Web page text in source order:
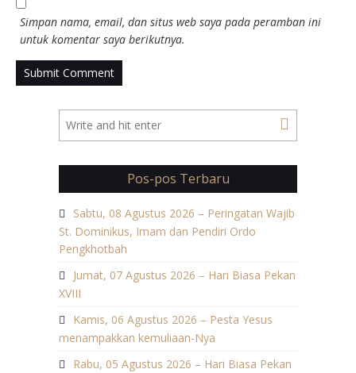
Simpan nama, email, dan situs web saya pada peramban ini
untuk komentar saya berikutnya.
Pos-pos Terbaru
Sabtu, 08 Agustus 2026 – Peringatan Wajib
St. Dominikus, Imam dan Pendiri Ordo
Pengkhotbah
Jumat, 07 Agustus 2026 – Hari Biasa Pekan
XVIII
Kamis, 06 Agustus 2026 – Pesta Yesus
menampakkan kemuliaan-Nya
Rabu, 05 Agustus 2026 – Hari Biasa Pekan